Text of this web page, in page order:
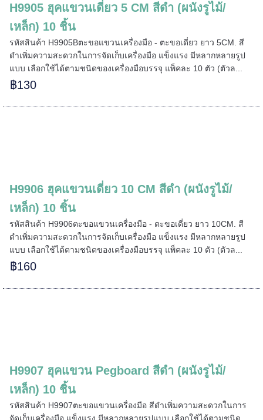
H9905 ฮุคแขวนเดี่ยว 5 CM สีดำ (ผนังรูไม้/
เหล็ก) 10 ชิ้น
รหัสสินค้า H9905Bตะขอแขวนเครื่องมือ - ตะขอเดี่ยว ยาว 5CM. สี
ดำเพิ่มความสะดวกในการจัดเก็บเครื่องมือ แข็งแรง มีหลากหลายรูป
แบบ เลือกใช้ได้ตามชนิดของเครื่องมือบรรจุ แพ็คละ 10 ตัว (ตัวล...
฿130
H9906 ฮุคแขวนเดี่ยว 10 CM สีดำ (ผนังรูไม้/
เหล็ก) 10 ชิ้น
รหัสสินค้า H9906ตะขอแขวนเครื่องมือ - ตะขอเดี่ยว ยาว 10CM. สี
ดำเพิ่มความสะดวกในการจัดเก็บเครื่องมือ แข็งแรง มีหลากหลายรูป
แบบ เลือกใช้ได้ตามชนิดของเครื่องมือบรรจุ แพ็คละ 10 ตัว (ตัวล...
฿160
H9907 ฮุคแขวน Pegboard สีดำ (ผนังรูไม้/
เหล็ก) 10 ชิ้น
รหัสสินค้า H9907ตะขอแขวนเครื่องมือ สีดำเพิ่มความสะดวกในการ
จัดเก็บเครื่องมือ แข็งแรง มีหลากหลายรูปแบบ เลือกใช้ได้ตามชนิด